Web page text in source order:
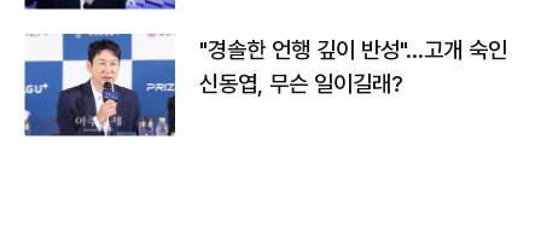
"경솔한 언행 깊이 반성"…고개 숙인
신동엽, 무슨 일이길래?